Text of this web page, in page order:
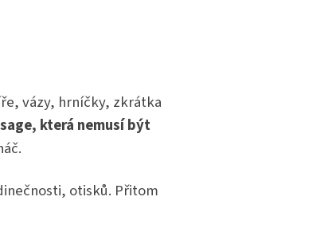
vázy, hrníčky, zkrátka
která nemusí být
otisků. Přitom